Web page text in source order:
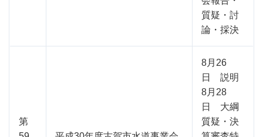
質疑・討
論・採決
第
8月26
日 説明
8月28
日 大綱
質疑・決